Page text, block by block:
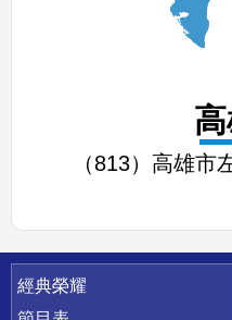
（813）高雄市
快速連結
經典榮耀